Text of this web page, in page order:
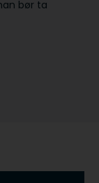
bør ta